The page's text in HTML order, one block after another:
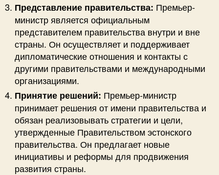
Представление правительства: Премьер-
министр является официальным
представителем правительства внутри и вне
страны. Он осуществляет и поддерживает
дипломатические отношения и контакты с
другими правительствами и международными
организациями.
Принятие решений: Премьер-министр
принимает решения от имени правительства и
обязан реализовывать стратегии и цели,
утвержденные Правительством эстонского
правительства. Он предлагает новые
инициативы и реформы для продвижения
развития страны.